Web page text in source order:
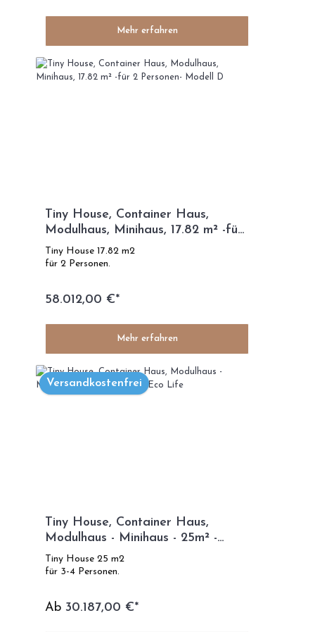
Mehr erfahren
Tiny House, Container Haus,
Modulhaus, Minihaus, 17.82 m² -für
2 Personen- Modell D
Tiny House 17.82 m2
für 2 Personen.
58.012,00 €*
Mehr erfahren
Versandkostenfrei
Tiny House, Container Haus,
Modulhaus - Minihaus - 25m² -
Modelle Eco Life
Tiny House 25 m2
für 3-4 Personen.
Ab 30.187,00 €*